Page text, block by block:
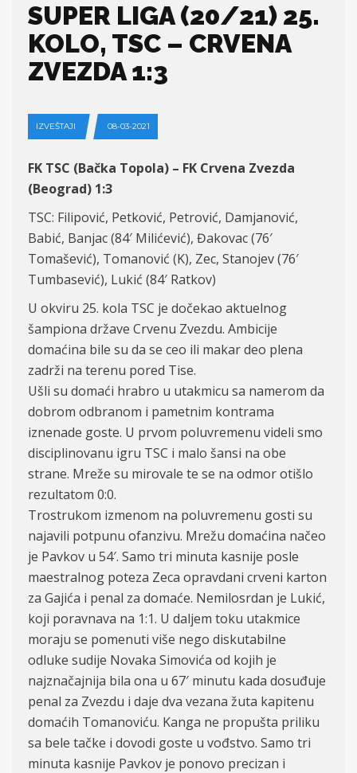
SUPER LIGA (20/21) 25.
KOLO, TSC – CRVENA
ZVEZDA 1:3
IZVEŠTAJI 08-03-2021
FK TSC (Bačka Topola) – FK Crvena Zvezda
(Beograd) 1:3
TSC: Filipović, Petković, Petrović, Damjanović,
Babić, Banjac (84′ Milićević), Đakovac (76′
Tomašević), Tomanović (K), Zec, Stanojev (76′
Tumbasević), Lukić (84′ Ratkov)
U okviru 25. kola TSC je dočekao aktuelnog
šampiona države Crvenu Zvezdu. Ambicije
domaćina bile su da se ceo ili makar deo plena
zadrži na terenu pored Tise.
Ušli su domaći hrabro u utakmicu sa namerom da
dobrom odbranom i pametnim kontrama
iznenade goste. U prvom poluvremenu videli smo
disciplinovanu igru TSC i malo šansi na obe
strane. Mreže su mirovale te se na odmor otišlo
rezultatom 0:0.
Trostrukom izmenom na poluvremenu gosti su
najavili potpunu ofanzivu. Mrežu domaćina načeo
je Pavkov u 54′. Samo tri minuta kasnije posle
maestralnog poteza Zeca opravdani crveni karton
za Gajića i penal za domaće. Nemilosrdan je Lukić,
koji poravnava na 1:1. U daljem toku utakmice
moraju se pomenuti više nego diskutabilne
odluke sudije Novaka Simovića od kojih je
najznačajnija bila ona u 67′ minutu kada dosuđuje
penal za Zvezdu i daje dva vezana žuta kapitenu
domaćih Tomanoviću. Kanga ne propušta priliku
sa bele tačke i dovodi goste u vođstvo. Samo tri
minuta kasnije Pavkov je ponovo precizan i